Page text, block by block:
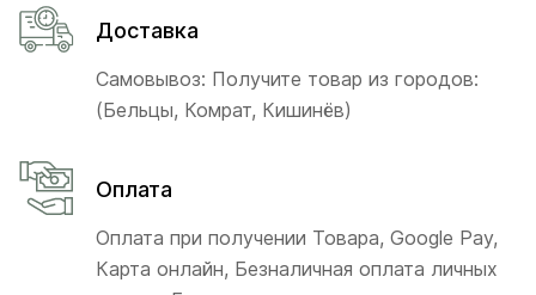
Доставка
Самовывоз: Получите товар из городов:
(Бельцы, Комрат, Кишинёв)
Оплата
Оплата при получении Товара, Google Pay,
Карта онлайн, Безналичная оплата личных